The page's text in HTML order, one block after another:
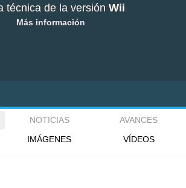
técnica de la versión Wii
Más información
NOTICIAS
AVANCES
IMÁGENES VÍDEOS